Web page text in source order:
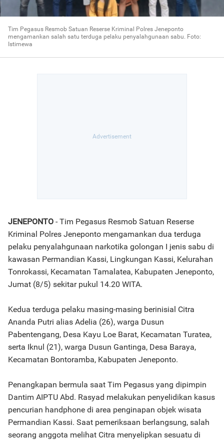
Tim Pegasus Resmob Satuan Reserse Kriminal Polres Jeneponto
mengamankan salah satu terduga pelaku penyalahgunaan sabu. Foto:
Istimewa
JENEPONTO - Tim Pegasus Resmob Satuan Reserse
Kriminal Polres Jeneponto mengamankan dua terduga
pelaku penyalahgunaan narkotika golongan I jenis sabu di
kawasan Permandian Kassi, Lingkungan Kassi, Kelurahan
Tonrokassi, Kecamatan Tamalatea, Kabupaten Jeneponto,
Jumat (8/5) sekitar pukul 14.20 WITA.
Kedua terduga pelaku masing-masing berinisial Citra
Ananda Putri alias Adelia (26), warga Dusun
Pabentengang, Desa Kayu Loe Barat, Kecamatan Turatea,
serta Iknul (21), warga Dusun Gantinga, Desa Baraya,
Kecamatan Bontoramba, Kabupaten Jeneponto.
Penangkapan bermula saat Tim Pegasus yang dipimpin
Dantim AIPTU Abd. Rasyad melakukan penyelidikan kasus
pencurian handphone di area penginapan objek wisata
Permandian Kassi. Saat pemeriksaan berlangsung, salah
seorang anggota melihat Citra menyelipkan sesuatu di